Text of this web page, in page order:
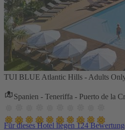
TUI BLUE Atlantic Hills - Adults
Spanien - Teneriffa - Puerto de la
Für dieses Hotel liegen 124